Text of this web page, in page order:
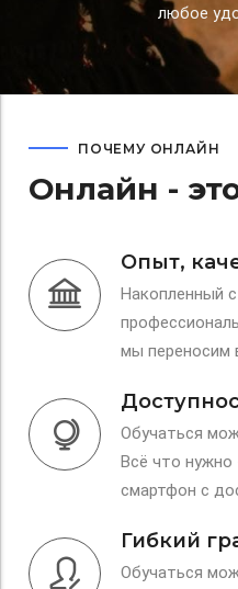
любое
ПОЧЕМУ ОНЛАЙН
Онлайн -
Опыт,
Накопленный
мы переносим
Обучаться
Всё что нужно
смартфон с
Гибкий
Обучаться